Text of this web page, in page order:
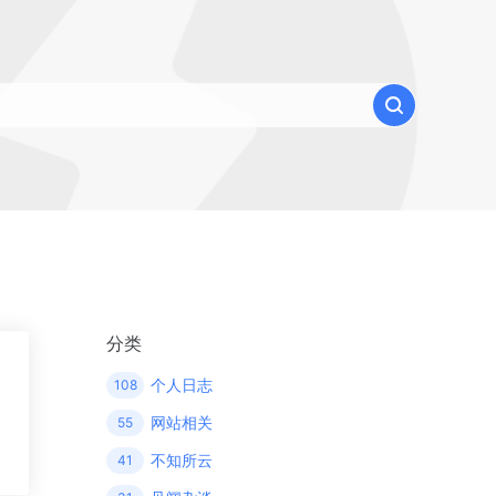
分类
108 个人日志
55 网站相关
41 不知所云